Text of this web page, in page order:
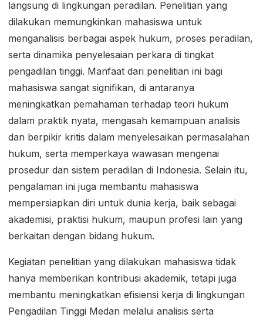
langsung di lingkungan peradilan. Penelitian yang
dilakukan memungkinkan mahasiswa untuk
menganalisis berbagai aspek hukum, proses peradilan,
serta dinamika penyelesaian perkara di tingkat
pengadilan tinggi. Manfaat dari penelitian ini bagi
mahasiswa sangat signifikan, di antaranya
meningkatkan pemahaman terhadap teori hukum
dalam praktik nyata, mengasah kemampuan analisis
dan berpikir kritis dalam menyelesaikan permasalahan
hukum, serta memperkaya wawasan mengenai
prosedur dan sistem peradilan di Indonesia. Selain itu,
pengalaman ini juga membantu mahasiswa
mempersiapkan diri untuk dunia kerja, baik sebagai
akademisi, praktisi hukum, maupun profesi lain yang
berkaitan dengan bidang hukum.
Kegiatan penelitian yang dilakukan mahasiswa tidak
hanya memberikan kontribusi akademik, tetapi juga
membantu meningkatkan efisiensi kerja di lingkungan
Pengadilan Tinggi Medan melalui analisis serta